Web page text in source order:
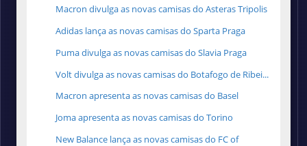
Macron divulga as novas camisas do Asteras Tripolis
Adidas lança as novas camisas do Sparta Praga
Puma divulga as novas camisas do Slavia Praga
Volt divulga as novas camisas do Botafogo de Ribei...
Macron apresenta as novas camisas do Basel
Joma apresenta as novas camisas do Torino
New Balance lança as novas camisas do FC of